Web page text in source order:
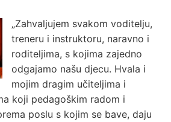
„Zahvaljujem svakom voditelju,
treneru i instruktoru, naravno i
roditeljima, s kojima zajedno
odgajamo našu djecu. Hvala i
mojim dragim učiteljima i
koji pedagoškim radom i
poslu s kojim se bave, daju